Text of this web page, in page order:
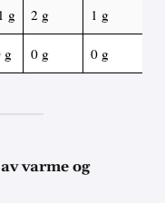
g 2 g 1 g
g 0 g 0 g
varme og